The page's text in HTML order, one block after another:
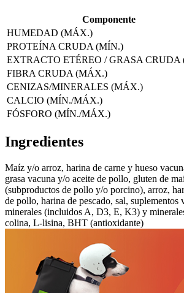
Componente
HUMEDAD (MÁX.)
PROTEÍNA CRUDA (MÍN.)
EXTRACTO ETÉREO / GRASA CRUDA
FIBRA CRUDA (MÁX.)
CENIZAS/MINERALES (MÁX.)
CALCIO (MÍN./MÁX.)
FÓSFORO (MÍN./MÁX.)
Ingredientes
Maíz y/o arroz, harina de carne y hueso
grasa vacuna y/o aceite de pollo, gluten de
(subproductos de pollo y/o porcino), arroz,
de pollo, harina de pescado, sal, suplementos
minerales (incluidos A, D3, E, K3) y
colina, L-lisina, BHT (antioxidante)